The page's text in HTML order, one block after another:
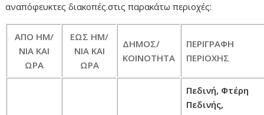
αναπόφευκτες διακοπές.στις παρακάτω περιοχές:
ΑΠΌ ΗΜ/
ΝΊΑ ΚΑΙ
ΏΡΑ
ΈΩΣ ΗΜ/
ΝΊΑ ΚΑΙ
ΏΡΑ
ΔΉΜΟΣ/
ΚΟΙΝΌΤΗΤΑ
ΠΕΡΙΓΡΑΦΉ
ΠΕΡΙΟΧΉΣ
Πεδινή, Φτέρη
Πεδινής,